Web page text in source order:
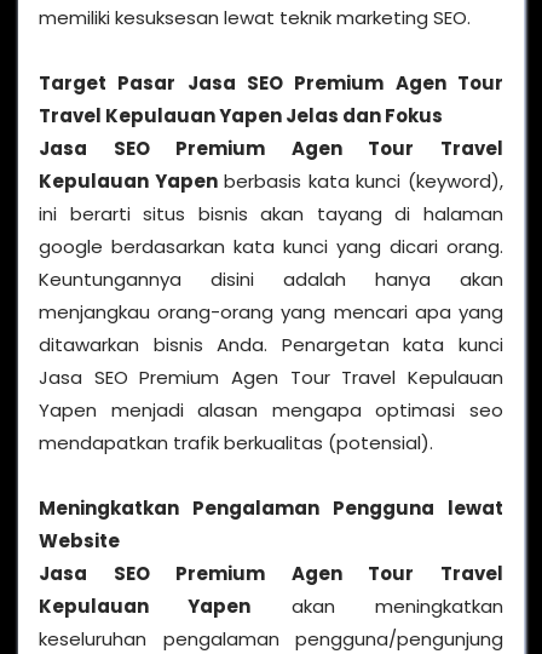
memiliki kesuksesan lewat teknik marketing SEO.
Target Pasar Jasa SEO Premium Agen Tour
Travel Kepulauan Yapen Jelas dan Fokus
Jasa SEO Premium Agen Tour Travel
Kepulauan Yapenberbasis kata kunci (keyword),
ini berarti situs bisnis akan tayang di halaman
google berdasarkan kata kunci yang dicari orang.
Keuntungannya disini adalah hanya akan
menjangkau orang-orang yang mencari apa yang
ditawarkan bisnis Anda. Penargetan kata kunci
Jasa SEO Premium Agen Tour Travel Kepulauan
Yapen menjadi alasan mengapa optimasi seo
mendapatkan trafik berkualitas (potensial).
Meningkatkan Pengalaman Pengguna lewat
Website
Jasa SEO Premium Agen Tour Travel
Kepulauan Yapen akan meningkatkan
keseluruhan pengalaman pengguna/pengunjung